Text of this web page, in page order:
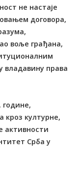
не настаје
договора,
воље грађана,
владавину права
године,
кроз културне,
активности
Срба у